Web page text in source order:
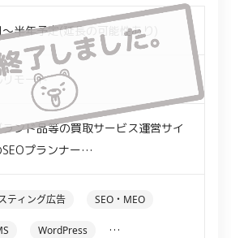
半年予定(延長の可能性あり)
モート
ンド品等の買取サービス運営サイ
SEOプランナー
ーム体制での運営
ティング広告 SEO・MEO
WordPress